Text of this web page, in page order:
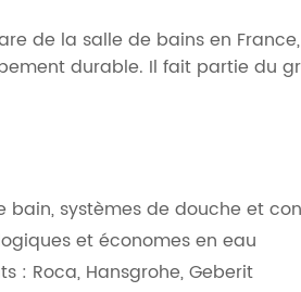
de la salle de bains en France,
durable. Il fait partie du
bain, systèmes de douche et
et économes en eau
: Roca, Hansgrohe, Geberit